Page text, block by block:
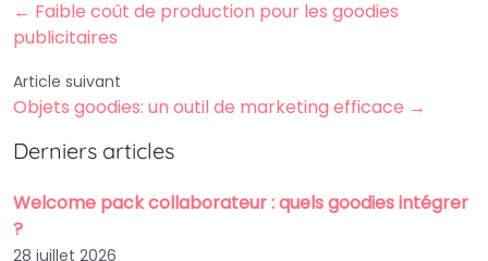
← Faible coût de production pour les goodies
publicitaires
Article suivant
Objets goodies: un outil de marketing efficace →
Derniers articles
Welcome pack collaborateur : quels goodies intégrer
?
28 juillet 2026